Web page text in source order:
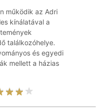
működik az Adri
kínálatával a
találkozóhelye.
és egyedi
mellett a házias